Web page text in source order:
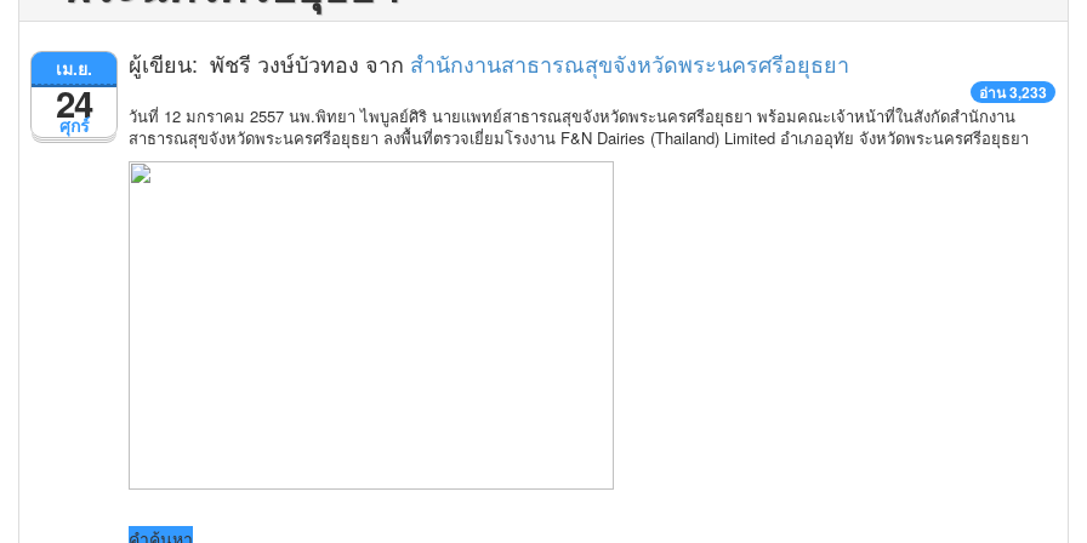
ศุกร์
เม.ย.
24
ผู้เขียน: พัชรี วงษ์บัวทอง จาก สำนักงานสาธารณสุขจังหวัดพระนครศรีอยุธยา
อ่าน 3,233
วันที่ 12 มกราคม 2557 นพ.พิทยา ไพบูลย์ศิริ นายแพทย์สาธารณสุขจังหวัดพระนครศรีอยุธยา พร้อมคณะเจ้าหน้าที่ในสังกัดสำนักงาน
สาธารณสุขจังหวัดพระนครศรีอยุธยา ลงพื้นที่ตรวจเยี่ยมโรงงาน F&N Dairies (Thailand) Limited อำเภออุทัย จังหวัดพระนครศรีอยุธยา
คำค้นหา